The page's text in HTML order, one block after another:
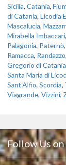
Sicilia, Catania,
di Catania, Licodia
Mascalucia,
Mirabella Imbaccari,
Palagonia, Paternò,
Ramacca, Randazzo,
Gregorio di Catania
Santa Maria di
Sant'Alfio, Scordia,
Viagrande, Vizzini,
Follow Us